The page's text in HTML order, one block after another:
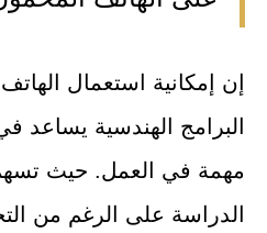
إن إمكانية استعمال
البرامج الهندسية يساعد
مهمة في العمل. حيث
الدراسة على الرغم من